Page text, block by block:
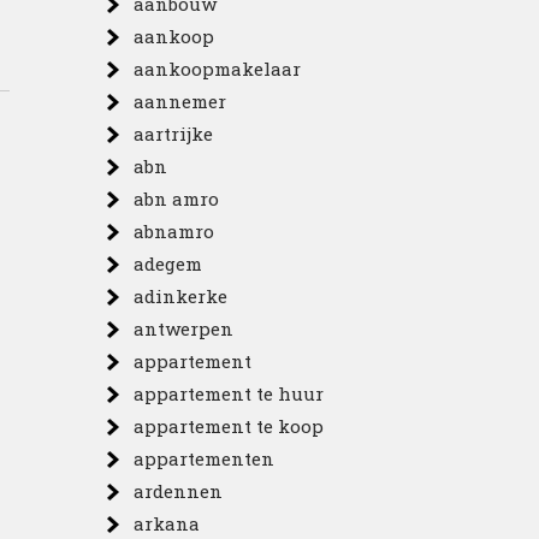
aankoop
aankoopmakelaar
aannemer
aartrijke
abn
abn amro
abnamro
adegem
adinkerke
antwerpen
appartement
appartement te huur
appartement te koop
appartementen
ardennen
arkana